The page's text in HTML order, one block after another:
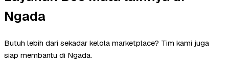
Ngada
Butuh lebih dari sekadar kelola marketplace? Tim kami juga
siap membantu di Ngada.